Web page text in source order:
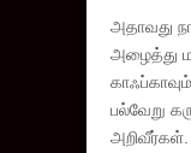
அதாவது
அழைத்து
பல்வேறு
அறிவீர்கள்.